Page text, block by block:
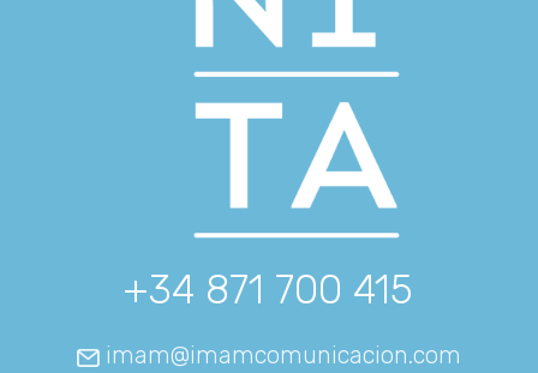
+34 871 700 415
imam@imamcomunicacion.com